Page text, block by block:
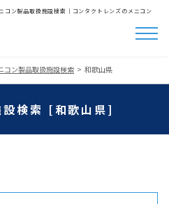
コン製品取扱施設検索│コンタクトレンズのメニコン
コン製品取扱施設検索 和歌山県
設検索 [和歌山県]